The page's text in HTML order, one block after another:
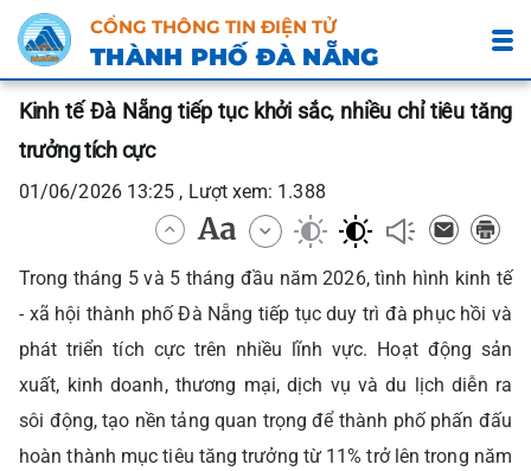
CỔNG THÔNG TIN ĐIỆN TỬ
THÀNH PHỐ ĐÀ NẴNG
Kinh tế Đà Nẵng tiếp tục khởi sắc, nhiều chỉ tiêu tăng
trưởng tích cực
01/06/2026 13:25 , Lượt xem: 1.388
Trong tháng 5 và 5 tháng đầu năm 2026, tình hình kinh tế
- xã hội thành phố Đà Nẵng tiếp tục duy trì đà phục hồi và
phát triển tích cực trên nhiều lĩnh vực. Hoạt động sản
xuất, kinh doanh, thương mại, dịch vụ và du lịch diễn ra
sôi động, tạo nền tảng quan trọng để thành phố phấn đấu
hoàn thành mục tiêu tăng trưởng từ 11% trở lên trong năm